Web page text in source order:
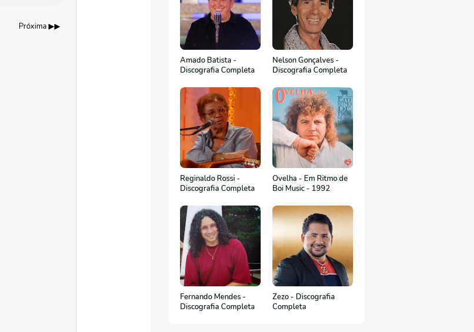
Próxima ▶▶
Amado Batista -
Discografia Completa
Nelson Gonçalves -
Discografia Completa
Reginaldo Rossi -
Discografia Completa
Ovelha - Em Ritmo de
Boi Music - 1992
Fernando Mendes -
Discografia Completa
Zezo - Discografia
Completa